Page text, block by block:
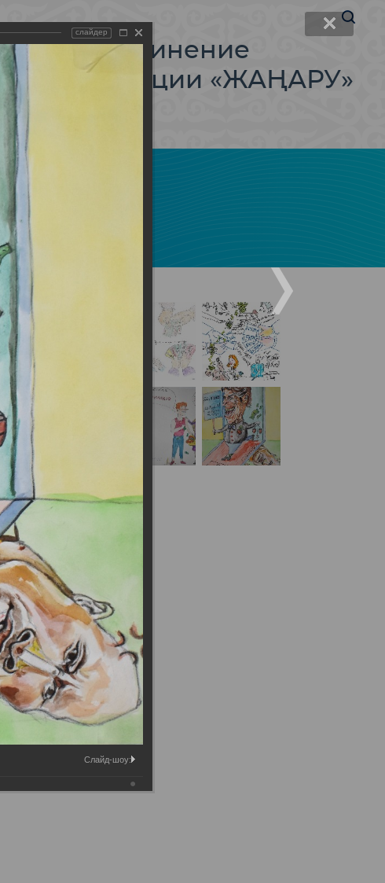
объединение
коррупции «ЖАҢАРУ»
слайдер
Слайд-шоу: